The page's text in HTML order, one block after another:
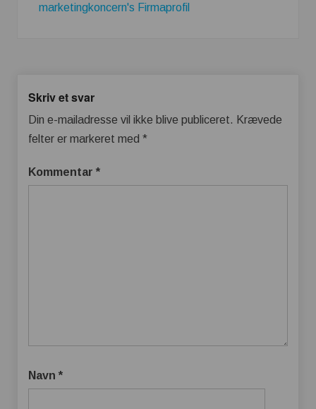
marketingkoncern's Firmaprofil
Skriv et svar
Din e-mailadresse vil ikke blive publiceret. Krævede
felter er markeret med *
Kommentar *
Navn *